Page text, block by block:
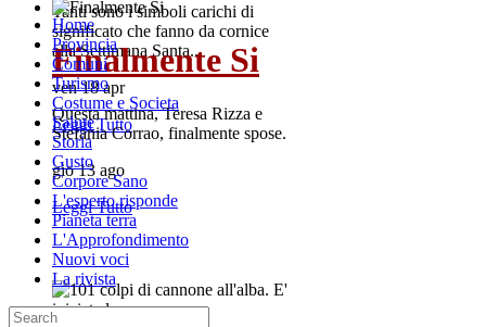
Tanti sono i simboli carichi di
significato che fanno da cornice
alla Settimana Santa...
ven 18 apr
Leggi Tutto
Finalmente Si
Questa mattina, Teresa Rizza e
Stefania Corrao, finalmente spose.
gio 13 ago
Leggi Tutto
Home
Provincia
Comuni
Turismo
Costume e Societa
Salute
Storia
Gusto
Corpore Sano
L'esperto risponde
Pianeta terra
L'Approfondimento
Nuovi voci
La rivista